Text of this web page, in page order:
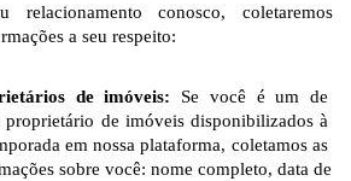
conosco, coletaremos
a seu respeito:
de imóveis: Se você é um de
proprietário de imóveis disponibilizados à
em nossa plataforma, coletamos as
sobre você: nome completo, data de